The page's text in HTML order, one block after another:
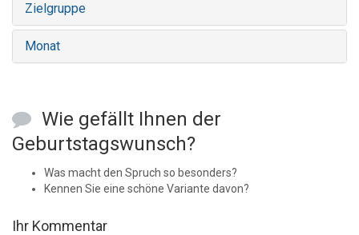
Zielgruppe
Monat
Wie gefällt Ihnen der
Geburtstagswunsch?
Was macht den Spruch so besonders?
Kennen Sie eine schöne Variante davon?
Ihr Kommentar